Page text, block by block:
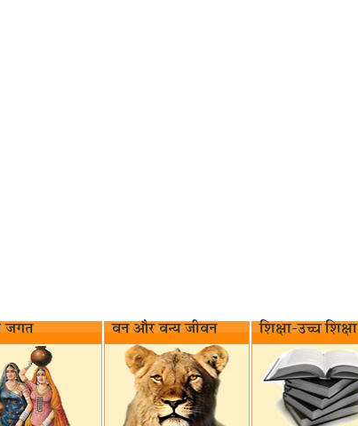
जगत वन और वन्य जीवन‌ शिक्षा-उच्च शिक्षा